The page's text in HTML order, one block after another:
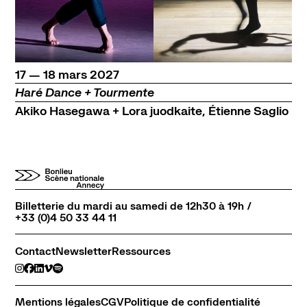
du
17 — au
18 mars
mars2027
Haré Dance + Tourmente
Akiko Hasegawa + Lora juodkaite, Étienne Saglio
Billetterie du mardi au samedi de 12h30 à 19h /
+33 (0)4 50 33 44 11
ContactNewsletterRessources
Mentions légalesCGVPolitique de confidentialité
ContactNewsletterRessources